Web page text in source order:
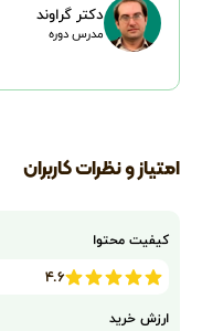
دکتر گراوند
مدرس دوره
امتیاز و نظرات کاربران
کیفیت محتوا
۴.۶
ارزش خرید